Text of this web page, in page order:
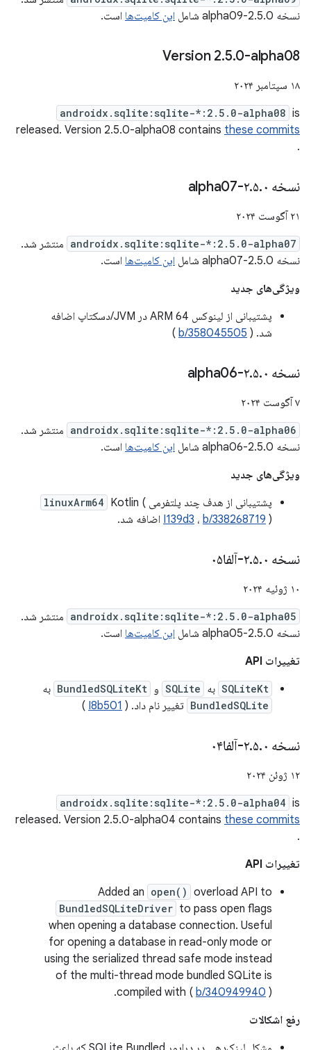
نسخه 2.5.0-alpha09 شامل
این کامیت‌ها است.
Version 2.5.0-alpha08
۱۸ سپتامبر ۲۰۲۴
androidx.sqlite:sqlite-*:2.5.0-alpha08 is
released. Version 2.5.0-alpha08 contains these commits
.
نسخه ۲ .۵.۰-alpha07
۲۱ آگوست ۲۰۲۴
androidx.sqlite:sqlite-*:2.5.0-alpha07 منتشر شد.
نسخه 2.5.0-alpha07 شامل
این کامیت‌ها است.
ویژگی‌های جدید
پشتیبانی از لینوکس ARM 64 در JVM/دسکتاپ اضافه
شد. ( b/358045505
)
نسخه ۲ .۵.۰-alpha06
۷ آگوست ۲۰۲۴
androidx.sqlite:sqlite-*:2.5.0-alpha06 منتشر شد.
نسخه 2.5.0-alpha06 شامل
این کامیت‌ها است.
ویژگی‌های جدید
پشتیبانی از هدف چند پلتفرمی
linuxArm64 Kotlin (
I139d3 ، b/338268719 ) اضافه شد.
نسخه ۲ .۵.۰-آلفا۰۵
۱۰ ژوئیه ۲۰۲۴
androidx.sqlite:sqlite-*:2.5.0-alpha05 منتشر شد.
نسخه 2.5.0-alpha05 شامل
این کامیت‌ها است.
تغییرات API
SQLiteKt به SQLite و BundledSQLiteKt به
BundledSQLite تغییر نام داد. ( I8b501
)
نسخه ۲ .۵.۰-آلفا۰۴
۱۲ ژوئن ۲۰۲۴
androidx.sqlite:sqlite-*:2.5.0-alpha04 is
released. Version 2.5.0-alpha04 contains these commits
.
تغییرات API
Added an open() overload API to
BundledSQLiteDriver to pass open flags
when opening a database connection. Useful
for opening a database in read-only mode or
using the serialized thread safe mode instead
of the multi-thread mode bundled SQLite is
compiled with ( b/340949940 ).
رفع اشکالات